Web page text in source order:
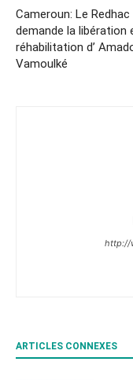
Cameroun: Le Redhac
demande la libération
réhabilitation d’
Vamoulké
http://
ARTICLES CONNEXES